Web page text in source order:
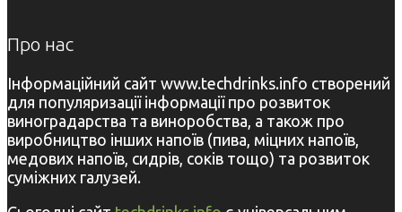
Про нас
Інформаційний сайт www.techdrinks.info створений
для популяризації інформації про розвиток
виноградарства та виноробства, а також про
виробництво інших напоїв (пива, міцних напоїв,
медових напоїв, сидрів, соків тощо) та розвиток
суміжних галузей.